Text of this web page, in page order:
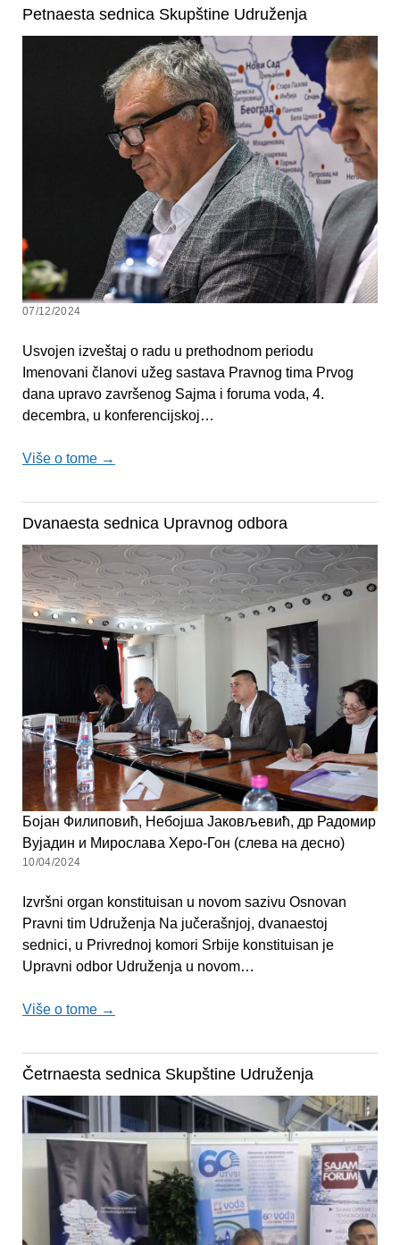
Petnaesta sednica Skupštine Udruženja
07/12/2024
Usvojen izveštaj o radu u prethodnom periodu
Imenovani članovi užeg sastava Pravnog tima Prvog
dana upravo završenog Sajma i foruma voda, 4.
decembra, u konferencijskoj…
Više o tome →
Dvanaesta sednica Upravnog odbora
Бојан Филиповић, Небојша Јаковљевић, др Радомир
Вујадин и Мирослава Херо-Гон (слева на десно)
10/04/2024
Izvršni organ konstituisan u novom sazivu Osnovan
Pravni tim Udruženja Na jučerašnjoj, dvanaestoj
sednici, u Privrednoj komori Srbije konstituisan je
Upravni odbor Udruženja u novom…
Više o tome →
Četrnaesta sednica Skupštine Udruženja